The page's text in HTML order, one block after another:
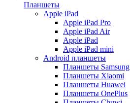
Планшеты
Apple iPad
Apple iPad Pro
Apple iPad Air
Apple iPad
Apple iPad mini
Android планшеты
Планшеты Samsung
Планшеты Xiaomi
Планшеты Huawei
Планшеты OnePlus